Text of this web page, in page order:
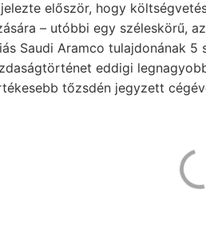
először, hogy
– utóbbi egy széleskörű,
Saudi Aramco tulajdonának
eddigi
tőzsdén jegyzett